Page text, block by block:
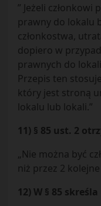
” Jeżeli członkowi
prawny do lokalu
członkostwa,
dopiero w
prawnych do
Przepis ten
który jest stroną
lokalu lub lokali.”
11) § 85 ust. 2
„Nie można być
niż przez 2
12) W § 85